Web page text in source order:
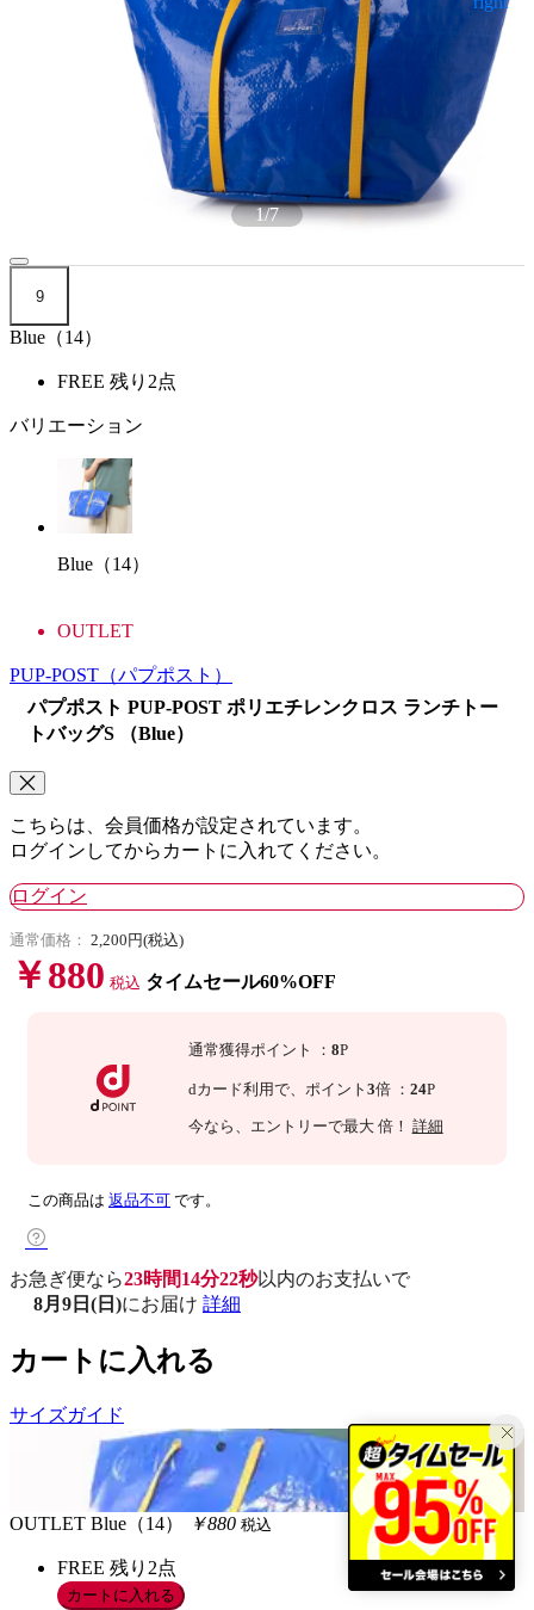
1/7
9
Blue（14）
FREE 残り2点
バリエーション
Blue（14）
OUTLET
PUP-POST （パプポスト）
パプポスト PUP-POST ポリエチレンクロス ランチトー
トバッグS （Blue）
こちらは、会員価格が設定されています。
ログインしてからカートに入れてください。
ログイン
通常価格： 2,200円(税込)
￥880 税込 タイムセール60%OFF
通常獲得ポイント ： 8P
dカード利用で、 ポイント 3倍 ： 24P
今なら 、エントリーで最大 倍！ 詳細
この商品は 返品不可 です。
お急ぎ便なら23時間14分21秒以内のお支払いで
8月9日(日)にお届け 詳細
カートに入れる
サイズガイド
OUTLET Blue（14） ￥880 税込
FREE 残り2点
カートに入れる